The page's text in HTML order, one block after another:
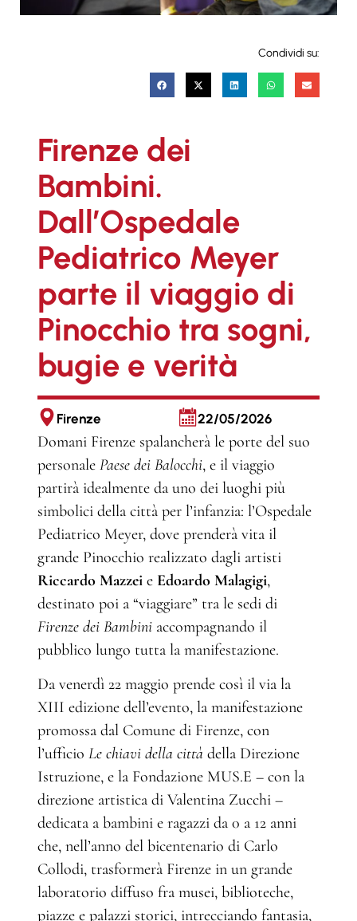
Condividi su:
Firenze dei
Bambini.
Dall’Ospedale
Pediatrico Meyer
parte il viaggio di
Pinocchio tra sogni,
bugie e verità
Firenze 22/05/2026
Domani Firenze spalancherà le porte del suo
personale Paese dei Balocchi, e il viaggio
partirà idealmente da uno dei luoghi più
simbolici della città per l’infanzia: l’Ospedale
Pediatrico Meyer, dove prenderà vita il
grande Pinocchio realizzato dagli artisti
Riccardo Mazzei e Edoardo Malagigi,
destinato poi a “viaggiare” tra le sedi di
Firenze dei Bambini accompagnando il
pubblico lungo tutta la manifestazione.
Da venerdì 22 maggio prende così il via la
XIII edizione dell’evento, la manifestazione
promossa dal Comune di Firenze, con
l’ufficio Le chiavi della città della Direzione
Istruzione, e la Fondazione MUS.E – con la
direzione artistica di Valentina Zucchi –
dedicata a bambini e ragazzi da 0 a 12 anni
che, nell’anno del bicentenario di Carlo
Collodi, trasformerà Firenze in un grande
laboratorio diffuso fra musei, biblioteche,
piazze e palazzi storici, intrecciando fantasia,